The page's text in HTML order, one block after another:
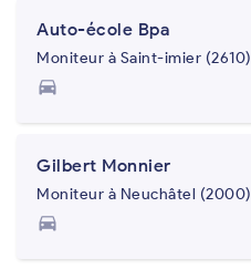
Auto-école Bpa
Moniteur à Saint-imier (2610)
directions_car
Gilbert Monnier
Moniteur à Neuchâtel (2000)
directions_car